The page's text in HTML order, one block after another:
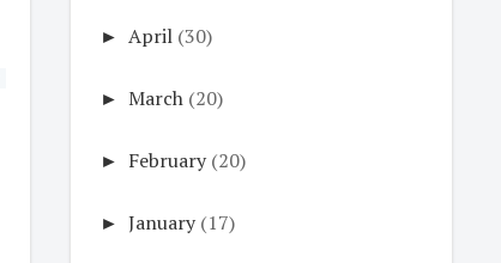
► April (30)
► March (20)
► February (20)
► January (17)